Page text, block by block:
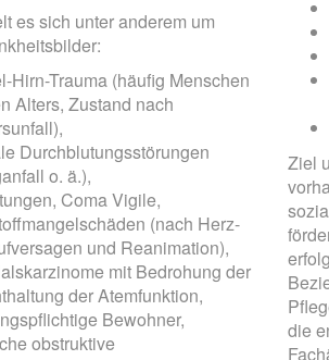
es sich unter anderem um
Hirn-Trauma (häufig Menschen
Alters, Zustand nach
Durchblutungsstörungen
o. ä.),
Coma Vigile,
(nach Herz-
und Reanimation),
mit Bedrohung der
der Atemfunktion,
Bewohner,
obstruktive
Ziel
die